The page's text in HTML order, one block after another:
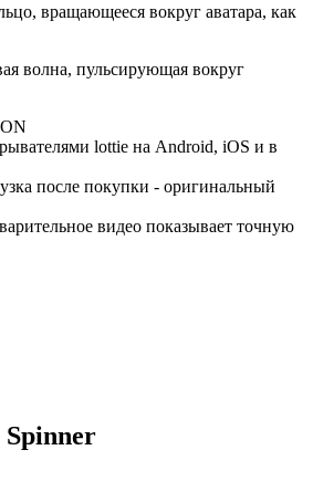
вращающееся вокруг аватара, как
волна, пульсирующая вокруг
lottie на Android, iOS и в
после покупки - оригинальный
видео показывает точную